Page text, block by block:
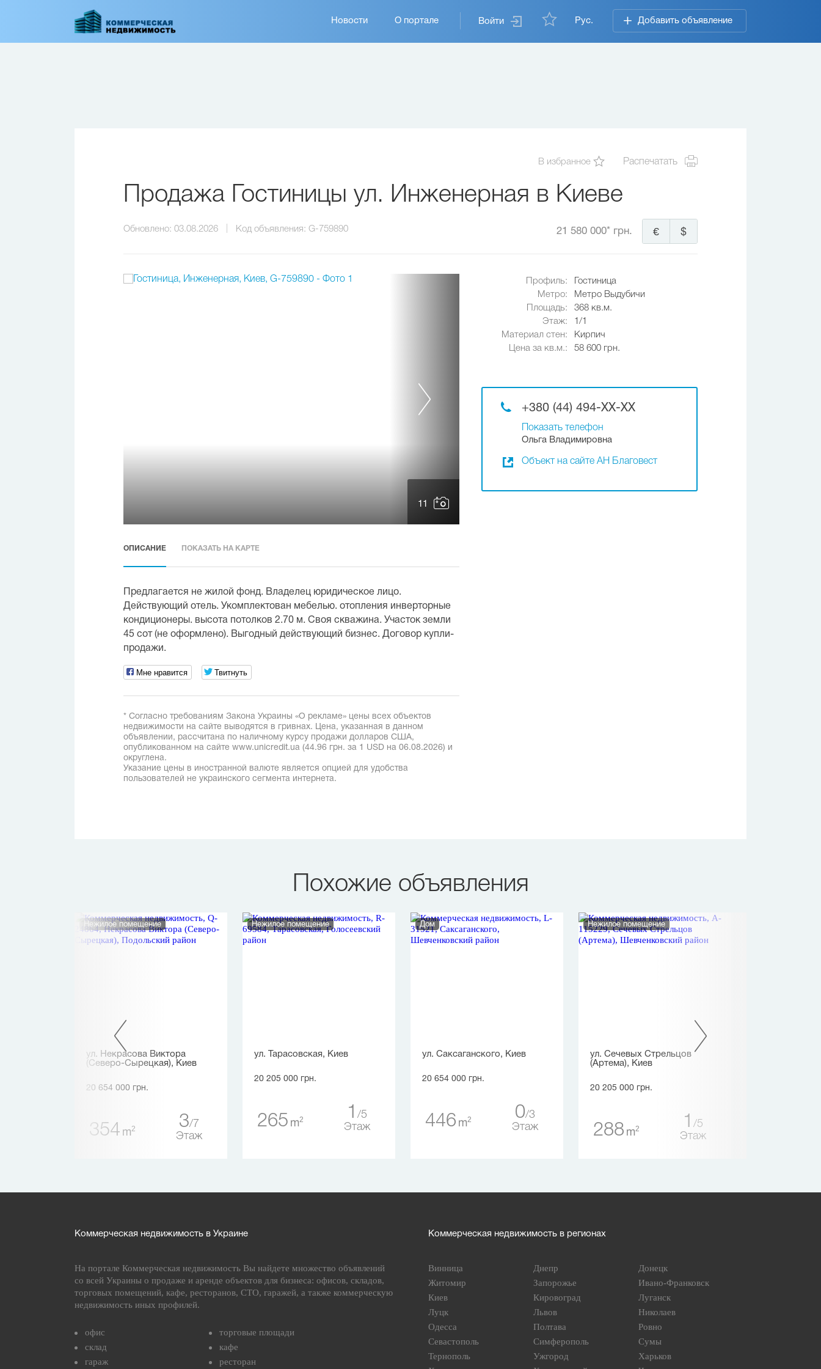
Войти Рус. Добавить объявление
Основная
навигация
Новости О портале
В избранное Распечатать
Продажа Гостиницы ул. Инженерная в Киеве
Обновлено: 03.08.2026 Код объявления: G-759890 21 580 000* грн. $
€
11
Профиль:
Гостиница
Метро:
Метро Выдубичи
Площадь:
368 кв.м.
Этаж:
1/1
Материал стен:
Кирпич
Цена за кв.м.:
58 600 грн.
+380 (44) 494-XX-XX
Показать телефон
Ольга Владимировна
Объект на сайте АН Благовест
ОПИСАНИЕ ПОКАЗАТЬ НА КАРТЕ
Предлагается не жилой фонд. Владелец юридическое лицо.
Действующий отель. Укомплектован мебелью. отопления инверторные
кондиционеры. высота потолков 2.70 м. Своя скважина. Участок земли
45 сот (не оформлено). Выгодный действующий бизнес. Договор купли-
продажи.
Мне нравится Твитнуть
* Согласно требованиям Закона Украины «О рекламе» цены всех объектов
недвижимости на сайте выводятся в гривнах. Цена, указанная в данном
объявлении, рассчитана по наличному курсу продажи долларов США,
опубликованном на сайте www.unicredit.ua (44.96 грн. за 1 USD на 06.08.2026) и
округлена.
Указание цены в иностранной валюте является опцией для удобства
пользователей не украинского сегмента интернета.
Похожие объявления
Нежилое помещение
ул. Некрасова Виктора
(Северо-Сырецкая), Киев
20 654 000 грн.
354 m2 3
7
Этаж
Нежилое помещение
ул. Тарасовская, Киев
20 205 000 грн.
265 m2 1
5
Этаж
Дом
ул. Саксаганского, Киев
20 654 000 грн.
446 m2 0 3
Этаж
Нежилое помещение
ул. Сечевых Стрельцов
(Артема), Киев
20 205 000 грн.
288 m2 1
5
Этаж
Коммерческая недвижимость в Украине
На портале Коммерческая недвижимость Вы найдете множество объявлений
со всей Украины о продаже и аренде объектов для бизнеса: офисов, складов,
торговых помещений, кафе, ресторанов, СТО, гаражей, а также коммерческую
недвижимость иных профилей.
офис
торговые площади
склад
кафе
гараж
ресторан
Коммерческая недвижимость в регионах
Винница Днепр
Донецк
Житомир
Запорожье
Ивано-Франковск
Киев
Кировоград
Луганск
Луцк
Львов
Николаев
Одесса
Полтава
Ровно
Севастополь
Симферополь
Сумы
Тернополь
Ужгород
Харьков